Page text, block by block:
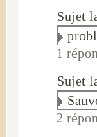
Sujet
1
Sujet
2